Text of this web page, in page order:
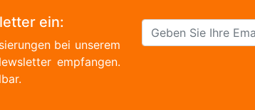
ein:
bei unserem
empfangen.